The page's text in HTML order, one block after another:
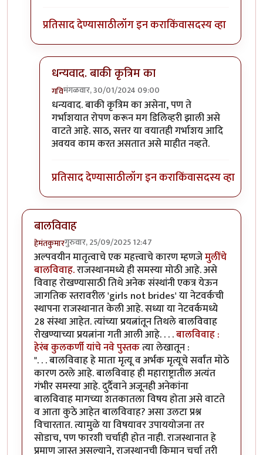
प्रतिसाद देण्यासाठीलॉग इन कराकिंवासदस्य व्हा
धन्यवाद. बाकी कृत्रिम का
गविमंगळवार, 30/01/2024 09:00
In reply toहोय,byहेमंतकुमार
धन्यवाद. बाकी कृत्रिम का असेना, पण ते
गर्भाशयात रोपण करून मग डिलिव्हरी झाली असे
वाटते आहे. साठ, सत्तर या वयातही गर्भाशय आदि
अवयव काम करत असतात असे माहीत नव्हते.
प्रतिसाद देण्यासाठीलॉग इन कराकिंवासदस्य व्हा
बालविवाह
हेमंतकुमारगुरुवार, 25/09/2025 12:47
अल्पवयीन मातृत्वाचे एक महत्त्वाचे कारण म्हणजेमुलींचे
बालविवाह.राजस्थानमध्ये ही समस्या मोठी आहे. असे
विवाह रोखण्यासाठी तिथे अनेक संस्थांनी एकत्र येऊन
जागतिक स्तरावरील 'girls not brides' या नेटवर्कची
स्थापना राजस्थानात केली आहे. सध्या या नेटवर्कमध्ये
28 संस्था आहेत. त्यांच्या प्रयत्नांतून तिथले बालविवाह
रोखण्याच्या प्रयत्नांना गती आली आहे. . . .बालविवाह :
हेरंब कुलकर्णी यांचे नवे पुस्तकत्या लेखातून :
". . . बालविवाह हे माता मृत्यू व अर्भक मृत्यूचे सर्वांत मोठे
कारण ठरले आहे. बालविवाह ही महाराष्ट्रातील अत्यंत
गंभीर समस्या आहे. दुर्दैवाने अजूनही अनेकांना
बालविवाह मागच्या शतकातला विषय होता असे वाटते
व आता कुठे आहेत बालविवाह? असा उलटा प्रश्न
विचारतात. त्यामुळे या विषयावर उपाययोजना तर
सोडाच, पण फारशी चर्चाही होत नाही. राजस्थानात हे
प्रमाण जास्त असल्याने, राजस्थानची किमान चर्चा तरी